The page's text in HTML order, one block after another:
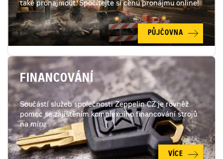
také pronajmout. Spočítejte si cenu pronájmu online!
PŮJČOVNA
FINANCOVÁNÍ
Součástí služeb společnosti Zeppelin CZ je rovněž
pomoc se zajištěním komplexního financování strojů
na míru.
VÍCE